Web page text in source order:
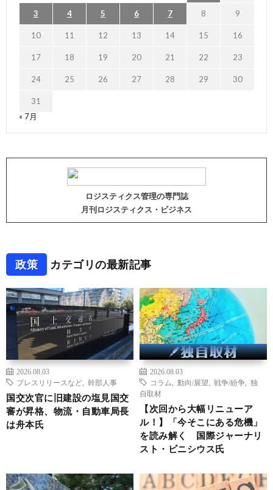
3 4 5 6 7 8 9
10 11 12 13 14 15 16
17 18 19 20 21 22 23
24 25 26 27 28 29 30
31
« 7月
ロジスティクス管理の専門誌
月刊ロジスティクス・ビジネス
政策 カテゴリの最新記事
2026.08.03
プレスリリースなど
幹部人事
国交次官に旧建設の塩見国交
審が昇格、物流・自動車局長
は舟本氏
2026.08.03
コラム
動向/展望 戦争/紛争
独
自取材
【次回から大幅リニューア
ル！】「今そこにある危機」
を読み解く 国際ジャーナリ
スト・ビニシウス氏